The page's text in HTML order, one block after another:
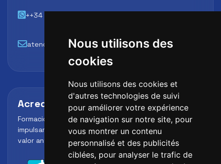
Nous utilisons des
cookies
Nous utilisons des cookies et
d'autres technologies de suivi
pour améliorer votre expérience
de navigation sur notre site, pour
vous montrer un contenu
personnalisé et des publicités
ciblées, pour analyser le trafic de
++34 648 45 44 01
atencion@futbollab.com
Acreditaciones y alianzas
Formación, metodología y reconocimiento para
impulsar el perfil profesional del alumno y reforzar su
valor ante clubes, academias y entidades deportivas.